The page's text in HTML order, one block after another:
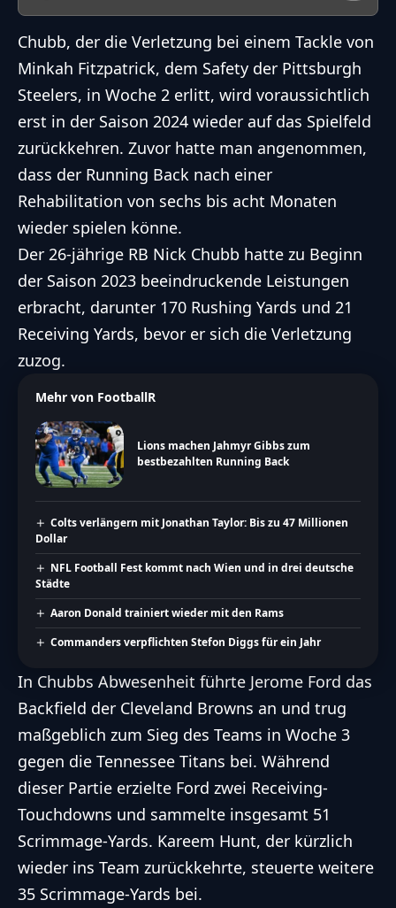
Chubb, der die Verletzung bei einem Tackle von
Minkah Fitzpatrick, dem Safety der Pittsburgh
Steelers, in Woche 2 erlitt, wird voraussichtlich
erst in der Saison 2024 wieder auf das Spielfeld
zurückkehren. Zuvor hatte man angenommen,
dass der Running Back nach einer
Rehabilitation von sechs bis acht Monaten
wieder spielen könne.
Der 26-jährige RB Nick Chubb hatte zu Beginn
der Saison 2023 beeindruckende Leistungen
erbracht, darunter 170 Rushing Yards und 21
Receiving Yards, bevor er sich die Verletzung
zuzog.
Mehr von FootballR
Lions machen Jahmyr Gibbs zum
bestbezahlten Running Back
Colts verlängern mit Jonathan Taylor: Bis zu 47 Millionen
Dollar
NFL Football Fest kommt nach Wien und in drei deutsche
Städte
Aaron Donald trainiert wieder mit den Rams
Commanders verpflichten Stefon Diggs für ein Jahr
In Chubbs Abwesenheit führte Jerome Ford das
Backfield der Cleveland Browns an und trug
maßgeblich zum Sieg des Teams in Woche 3
gegen die Tennessee Titans bei. Während
dieser Partie erzielte Ford zwei Receiving-
Touchdowns und sammelte insgesamt 51
Scrimmage-Yards. Kareem Hunt, der kürzlich
wieder ins Team zurückkehrte, steuerte weitere
35 Scrimmage-Yards bei.